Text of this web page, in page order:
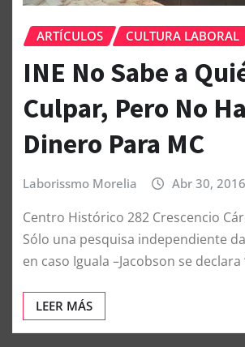
ARTÍCULOS CULTURA LABORAL
INE No Sabe a
Culpar, Pero No
Dinero Para MC
Laborissmo Morelia Abr 30, 2016
Centro Histórico 282 Crescencio
Sólo una pesquisa independiente
en caso Iguala –Jacobson se
LEER MÁS